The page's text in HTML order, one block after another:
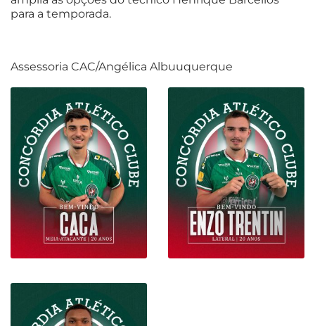
para a temporada.
Assessoria CAC/Angélica Albuuquerque